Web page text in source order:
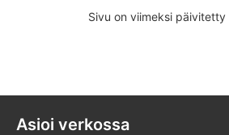
Sivu on viimeksi päivitetty
Asioi verkossa